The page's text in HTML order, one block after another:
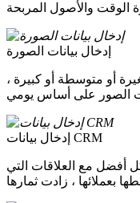
إدخال بيانات الصورة
أو متوسطة أو كبيرة ،
إدخال بيانات CRM
أفضل مع العلاقات التي